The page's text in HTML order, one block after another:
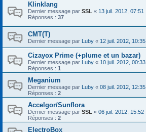
Klinklang
Dernier message par SSL « 13 juil. 2012, 07:51
Réponses : 37
CMT(T)
Dernier message par Luby « 12 juil. 2012, 10:35
Cizayox Prime (+plume et un bazar)
Dernier message par Luby « 10 juil. 2012, 00:33
Réponses : 1
Meganium
Dernier message par Luby « 08 juil. 2012, 12:35
Réponses : 2
Accelgor/Sunflora
Dernier message par SSL « 06 juil. 2012, 15:52
Réponses : 2
ElectroBox